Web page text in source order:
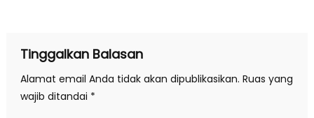
Tinggalkan Balasan
Alamat email Anda tidak akan dipublikasikan. Ruas yang
wajib ditandai *